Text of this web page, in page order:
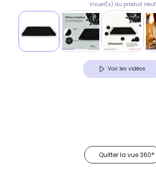
Visuel(s) du produit neuf
Voir les vidéos
Quitter la vue 360°